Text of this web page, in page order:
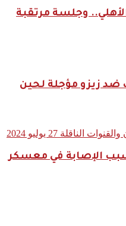
وجلسة مرتقبة
ضد زيزو مؤجلة لحين
الإصابة في معسكر